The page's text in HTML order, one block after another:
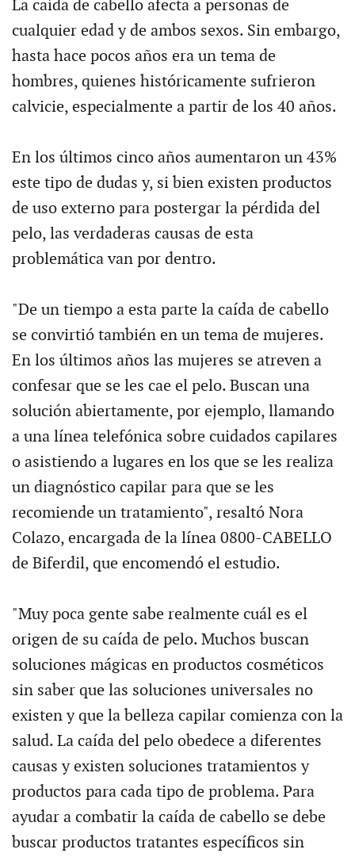
La caída de cabello afecta a personas de
cualquier edad y de ambos sexos. Sin embargo,
hasta hace pocos años era un tema de
hombres, quienes históricamente sufrieron
calvicie, especialmente a partir de los 40 años.
En los últimos cinco años aumentaron un 43%
este tipo de dudas y, si bien existen productos
de uso externo para postergar la pérdida del
pelo, las verdaderas causas de esta
problemática van por dentro.
"De un tiempo a esta parte la caída de cabello
se convirtió también en un tema de mujeres.
En los últimos años las mujeres se atreven a
confesar que se les cae el pelo. Buscan una
solución abiertamente, por ejemplo, llamando
a una línea telefónica sobre cuidados capilares
o asistiendo a lugares en los que se les realiza
un diagnóstico capilar para que se les
recomiende un tratamiento", resaltó Nora
Colazo, encargada de la línea 0800-CABELLO
de Biferdil, que encomendó el estudio.
"Muy poca gente sabe realmente cuál es el
origen de su caída de pelo. Muchos buscan
soluciones mágicas en productos cosméticos
sin saber que las soluciones universales no
existen y que la belleza capilar comienza con la
salud. La caída del pelo obedece a diferentes
causas y existen soluciones tratamientos y
productos para cada tipo de problema. Para
ayudar a combatir la caída de cabello se debe
buscar productos tratantes específicos sin